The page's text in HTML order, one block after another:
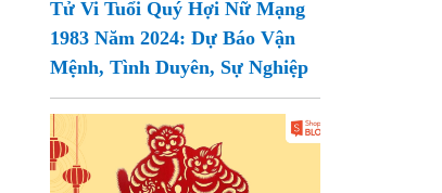
Tử Vi Tuổi Quý Hợi Nữ Mạng
1983 Năm 2024: Dự Báo Vận
Mệnh, Tình Duyên, Sự Nghiệp